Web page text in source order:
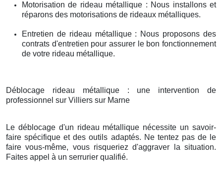
Motorisation de rideau métallique : Nous installons et
réparons des motorisations de rideaux métalliques.
Entretien de rideau métallique : Nous proposons des
contrats d'entretien pour assurer le bon fonctionnement
de votre rideau métallique.
Déblocage rideau métallique : une intervention de
professionnel sur Villiers sur Marne
Le déblocage d'un rideau métallique nécessite un savoir-
faire spécifique et des outils adaptés. Ne tentez pas de le
faire vous-même, vous risqueriez d'aggraver la situation.
Faites appel à un serrurier qualifié.